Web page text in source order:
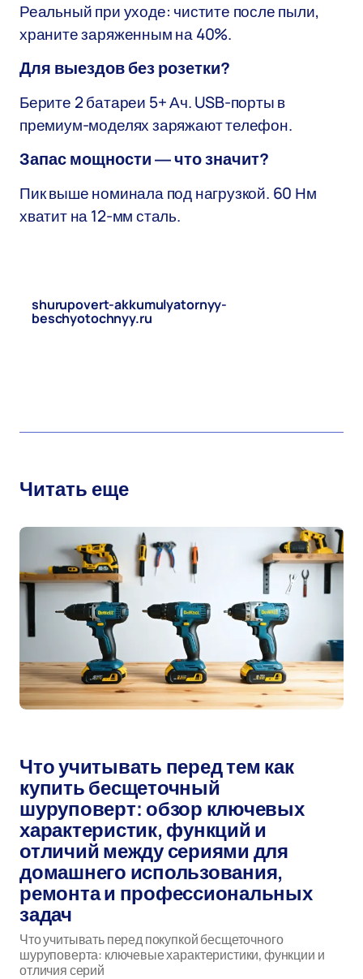
Реальный при уходе: чистите после пыли,
храните заряженным на 40%.
Для выездов без розетки?
Берите 2 батареи 5+ Ач. USB-порты в
премиум-моделях заряжают телефон.
Запас мощности — что значит?
Пик выше номинала под нагрузкой. 60 Нм
хватит на 12-мм сталь.
shurupovert-akkumulyatornyy-
beschyotochnyy.ru
Читать еще
Что учитывать перед тем как
купить бесщеточный
шуруповерт: обзор ключевых
характеристик, функций и
отличий между сериями для
домашнего использования,
ремонта и профессиональных
задач
Что учитывать перед покупкой бесщеточного
шуруповерта: ключевые характеристики, функции и
отличия серий